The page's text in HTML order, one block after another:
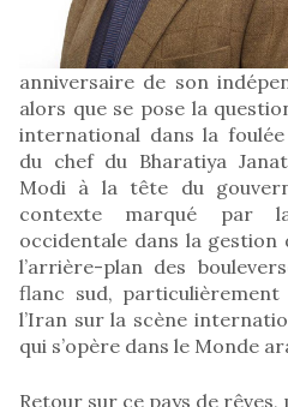
anniversaire de son
alors que se pose la
international dans la
du chef du Bharatiya
Modi à la tête du
contexte marqué par
occidentale dans la gestion
l’arrière-plan des
flanc sud,
l’Iran sur la scène
qui s’opère dans le Monde
Retour sur ce pays de rêves,